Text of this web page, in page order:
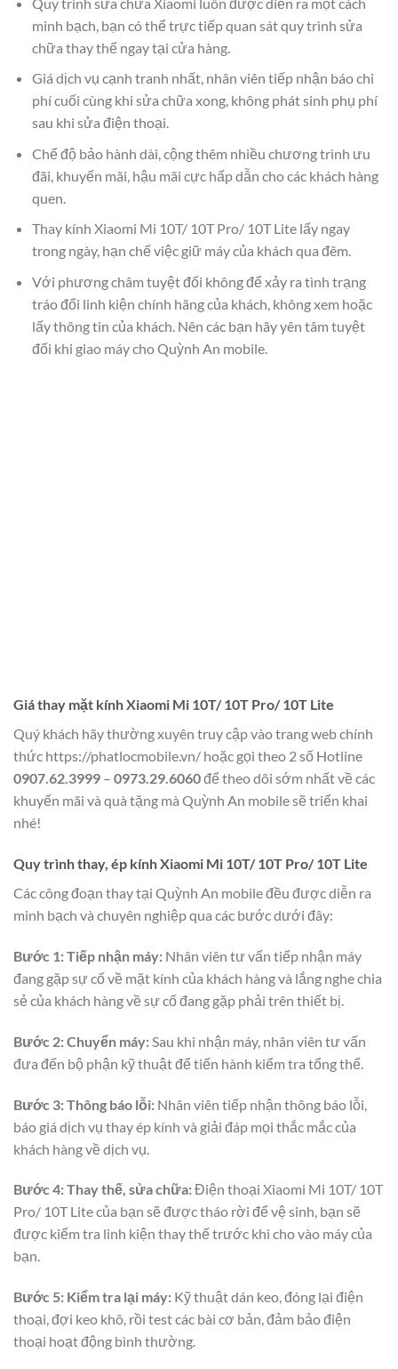
minh bạch, bạn có thể trực tiếp quan sát quy trình sửa
chữa thay thế ngay tại cửa hàng.
Giá dịch vụ cạnh tranh nhất, nhân viên tiếp nhận báo chi
phí cuối cùng khi sửa chữa xong, không phát sinh phụ phí
sau khi sửa điện thoại.
Chế độ bảo hành dài, cộng thêm nhiều chương trình ưu
đãi, khuyến mãi, hậu mãi cực hấp dẫn cho các khách hàng
quen.
Thay kính Xiaomi Mi 10T/ 10T Pro/ 10T Lite lấy ngay
trong ngày, hạn chế việc giữ máy của khách qua đêm.
Với phương châm tuyệt đối không để xảy ra tình trạng
tráo đổi linh kiện chính hãng của khách, không xem hoặc
lấy thông tin của khách. Nên các bạn hãy yên tâm tuyệt
đối khi giao máy cho Quỳnh An mobile.
Giá thay mặt kính Xiaomi Mi 10T/ 10T Pro/ 10T Lite
Quý khách hãy thường xuyên truy cập vào trang web chính
thức https://phatlocmobile.vn/ hoặc gọi theo 2 số Hotline
0907.62.3999 – 0973.29.6060để theo dõi sớm nhất về các
khuyến mãi và quà tặng mà Quỳnh An mobile sẽ triển khai
nhé!
Quy trình thay, ép kính Xiaomi Mi 10T/ 10T Pro/ 10T Lite
Các công đoạn thay tại Quỳnh An mobile đều được diễn ra
minh bạch và chuyên nghiệp qua các bước dưới đây:
Bước 1: Tiếp nhận máy: Nhân viên tư vấn tiếp nhận máy
đang gặp sự cố về mặt kính của khách hàng và lắng nghe chia
sẻ của khách hàng về sự cố đang gặp phải trên thiết bị.
Bước 2:Chuyển máy: Sau khi nhận máy, nhân viên tư vấn
đưa đến bộ phận kỹ thuật để tiến hành kiểm tra tổng thể.
Bước 3:Thông báo lỗi: Nhân viên tiếp nhận thông báo lỗi,
báo giá dịch vụ thay ép kính và giải đáp mọi thắc mắc của
khách hàng về dịch vụ.
Bước 4:Thay thế, sửa chữa:Điện thoại Xiaomi Mi 10T/ 10T
Pro/ 10T Lite của bạn sẽ được tháo rời để vệ sinh, bạn sẽ
được kiểm tra linh kiện thay thế trước khi cho vào máy của
bạn.
Bước 5: Kiểm tra lại máy: Kỹ thuật dán keo, đóng lại điện
thoại, đợi keo khô, rồi test các bài cơ bản, đảm bảo điện
thoại hoạt động bình thường.